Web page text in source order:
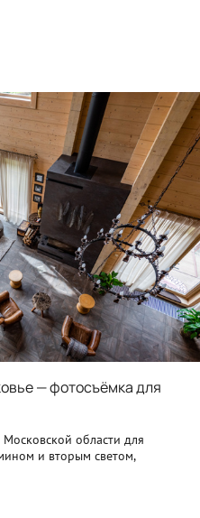
— фотосъёмка для
области для
и вторым светом,